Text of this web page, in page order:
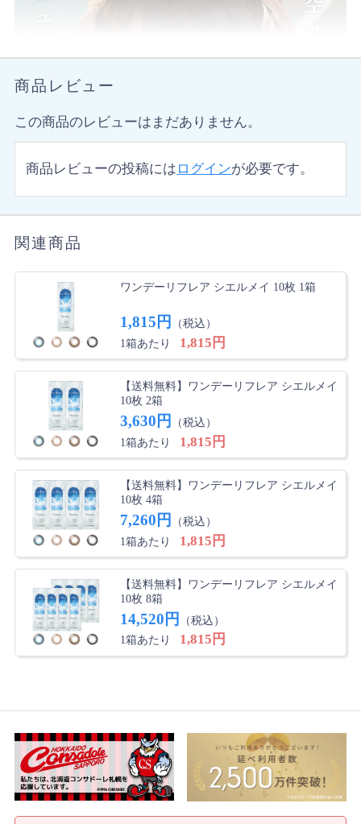
商品レビュー
この商品のレビューはまだありません。
商品レビューの投稿には ログインが必要です。
関連商品
ワンデーリフレア シエルメイ 10枚 1箱
1,815円
（税込）
1箱あたり
1,815円
【送料無料】ワンデーリフレア シエルメイ
10枚 2箱
3,630円
（税込）
1箱あたり
1,815円
【送料無料】ワンデーリフレア シエルメイ
10枚 4箱
7,260円
（税込）
1箱あたり
1,815円
【送料無料】ワンデーリフレア シエルメイ
10枚 8箱
14,520円
（税込）
1箱あたり
1,815円